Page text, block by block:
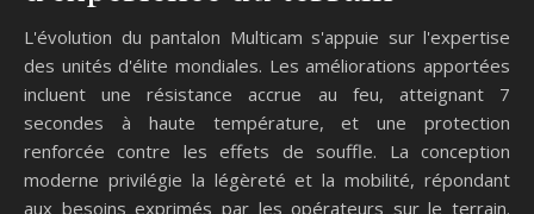
L'évolution du pantalon Multicam s'appuie sur l'expertise
des unités d'élite mondiales. Les améliorations apportées
incluent une résistance accrue au feu, atteignant 7
secondes à haute température, et une protection
renforcée contre les effets de souffle. La conception
moderne privilégie la légèreté et la mobilité, répondant
aux besoins exprimés par les opérateurs sur le terrain.